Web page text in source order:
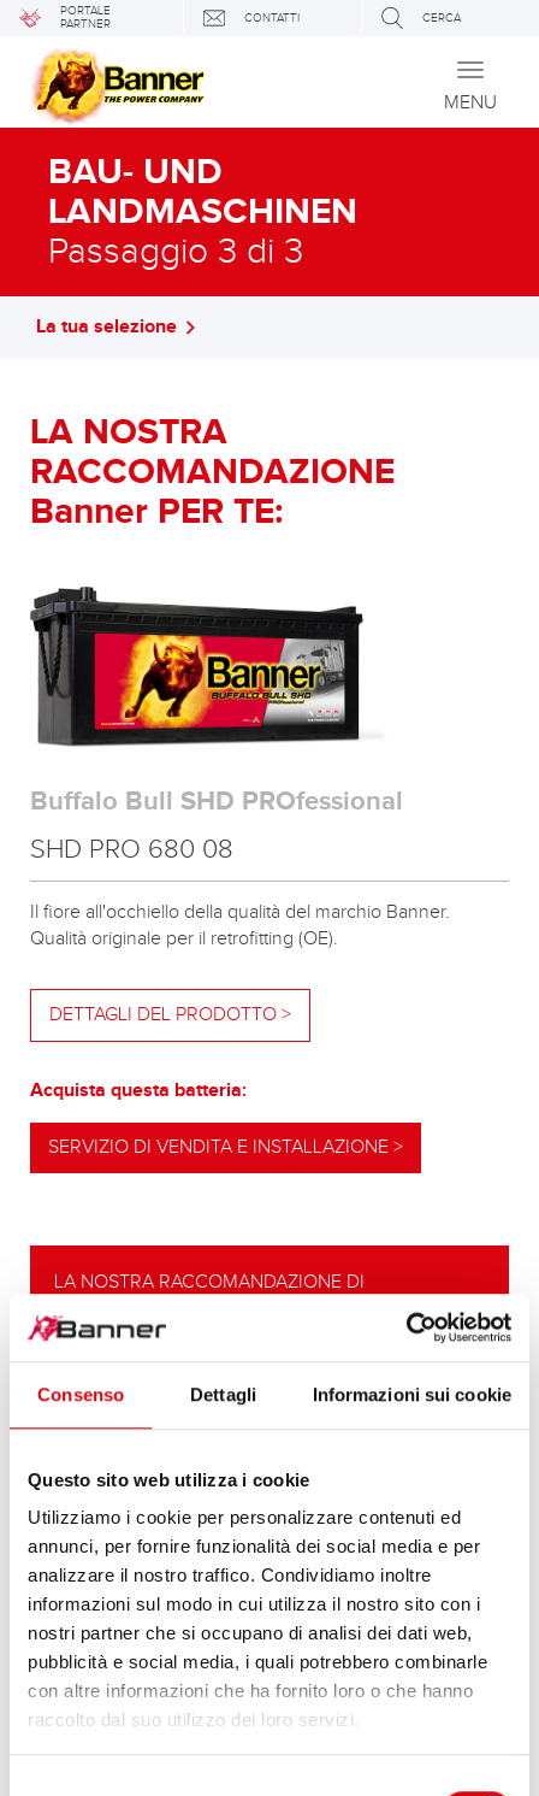
Consenso Dettagli Informazioni sui cookie
Questo sito web utilizza i cookie
Utilizziamo i cookie per personalizzare contenuti ed
annunci, per fornire funzionalità dei social media e per
analizzare il nostro traffico. Condividiamo inoltre
informazioni sul modo in cui utilizza il nostro sito con i
nostri partner che si occupano di analisi dei dati web,
pubblicità e social media, i quali potrebbero combinarle
con altre informazioni che ha fornito loro o che hanno
raccolto dal suo utilizzo dei loro servizi.
PORTALE
PARTNER
CONTATTI CERCA
Toggle
MENU
BAU- UND
LANDMASCHINEN
Passaggio 3 di 3
La tua selezione
LA NOSTRA
RACCOMANDAZIONE
Banner PER TE:
Buffalo Bull SHD PROfessional
SHD PRO 680 08
Il fiore all'occhiello della qualità del marchio Banner.
Qualità originale per il retrofitting (OE).
DETTAGLI DEL PRODOTTO >
Acquista questa batteria:
SERVIZIO DI VENDITA E INSTALLAZIONE >
POTENTE ALTERNATIVA
elevate per l’avviamento a freddo.
DETTAGLI DEL PRODOTTO >
LA NOSTRA RACCOMANDAZIONE DI